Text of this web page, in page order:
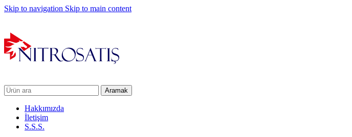
Skip to navigation Skip to main content
Aramak
Hakkımızda
İletişim
S.S.S.